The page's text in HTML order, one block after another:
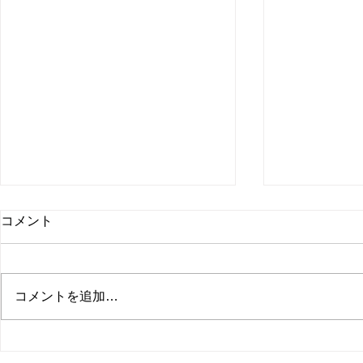
コメント
コメントを追加…